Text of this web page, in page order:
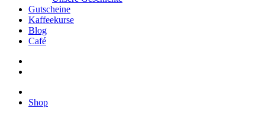
Gutscheine
Kaffeekurse
Blog
Café
Shop